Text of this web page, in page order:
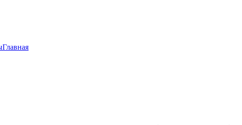
Главная